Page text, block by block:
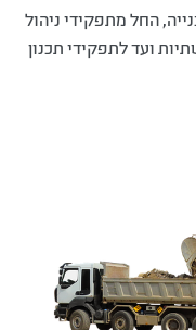
החל מתפקידי ניהול
ועד לתפקידי תכנון